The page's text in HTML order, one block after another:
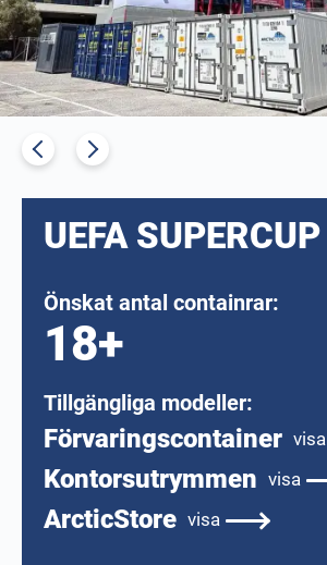
UEFA SUPERCUP
Önskat antal containrar:
18+
Tillgängliga modeller:
Förvaringscontainer visa
Kontorsutrymmen visa
ArcticStore visa